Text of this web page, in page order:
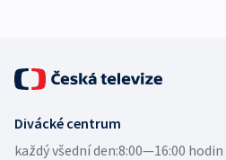
Divácké centrum
každý všední den:8:00—16:00 hodin